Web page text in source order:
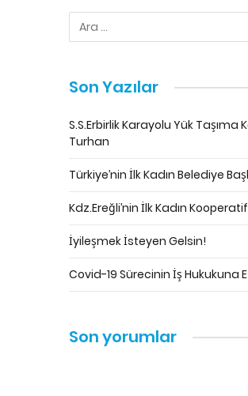
Son Yazılar
S.S.Erbirlik Karayolu Yük Taşıma
Turhan
Türkiye’nin İlk Kadın Belediye
Kdz.Ereğli’nin İlk Kadın
İyileşmek İsteyen Gelsin!
Covid-19 Sürecinin İş Hukukuna
Son yorumlar